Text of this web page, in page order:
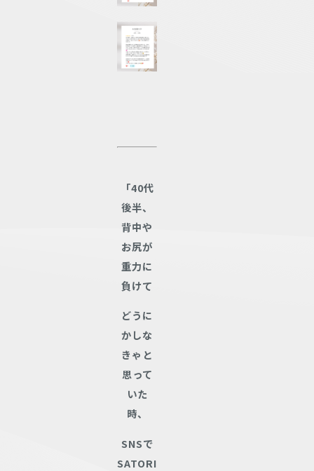
「40代
後半、
背中や
お尻が
重力に
負けて
どうに
かしな
きゃと
思って
いた
時、
SNSで
SATORI